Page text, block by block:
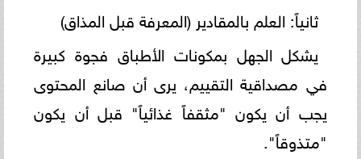
ثانياً: العلم بالمقادير (المعرفة قبل المذاق)
يشكل الجهل بمكونات الأطباق فجوة كبيرة
في مصداقية التقييم، يرى أن صانع المحتوى
يجب أن يكون "مثقفاً غذائياً" قبل أن يكون
"متذوقاً".